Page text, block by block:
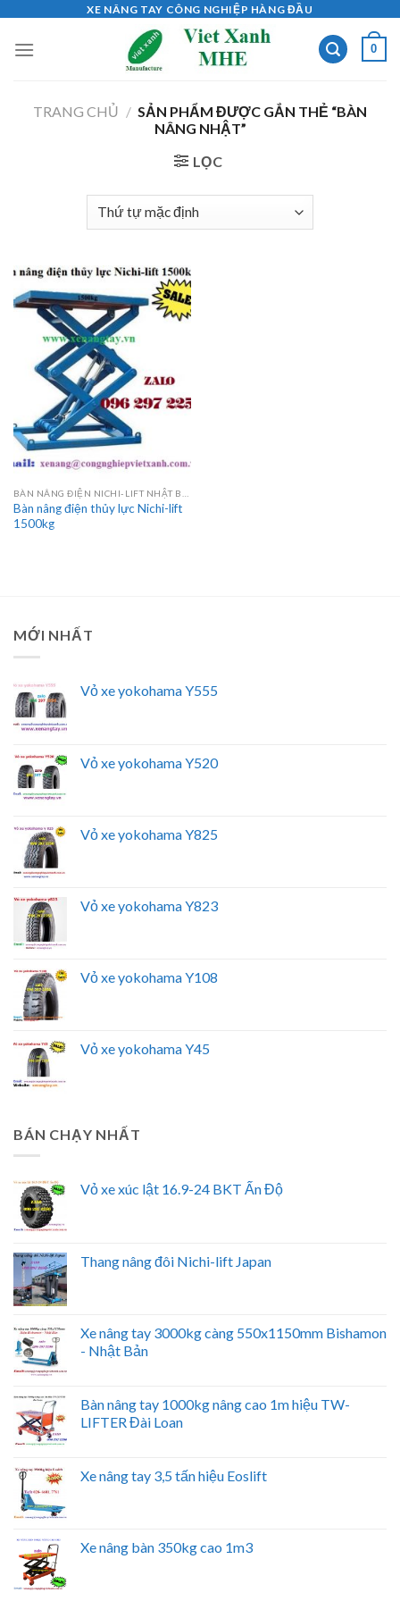
content
XE NÂNG TAY CÔNG NGHIỆP HÀNG ĐẦU
0
TRANG CHỦ / SẢN PHẨM ĐƯỢC GẮN THẺ “BÀN
NÂNG NHẬT”
LỌC
Bàn nâng điện thủy lực Nichi-lift
1500kg
MỚI NHẤT
Vỏ xe yokohama Y555
Vỏ xe yokohama Y520
Vỏ xe yokohama Y825
Vỏ xe yokohama Y823
Vỏ xe yokohama Y108
Vỏ xe yokohama Y45
BÁN CHẠY NHẤT
Vỏ xe xúc lật 16.9-24 BKT Ấn Độ
Thang nâng đôi Nichi-lift Japan
Xe nâng tay 3000kg càng 550x1150mm Bishamon
- Nhật Bản
Bàn nâng tay 1000kg nâng cao 1m hiệu TW-
LIFTER Đài Loan
Xe nâng tay 3,5 tấn hiệu Eoslift
Xe nâng bàn 350kg cao 1m3